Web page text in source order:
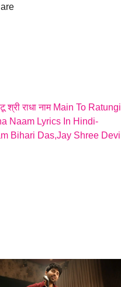
श्री राधा नाम Main To Ratungi
Naam Lyrics In Hindi-
Bihari Das,Jay Shree Devi